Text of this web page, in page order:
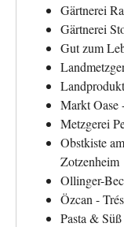
Gärtnerei
Gärtnerei
Gut zum
Markt Oase
Metzgerei
Obstkiste
Zotzenheim
Ollinger-
Özcan -
Pasta &